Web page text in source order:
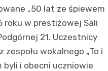
„50 lat ze śpiewem
roku w prestiżowej Sali
21. Uczestnicy
wokalnego „To i
byli i obecni uczniowie